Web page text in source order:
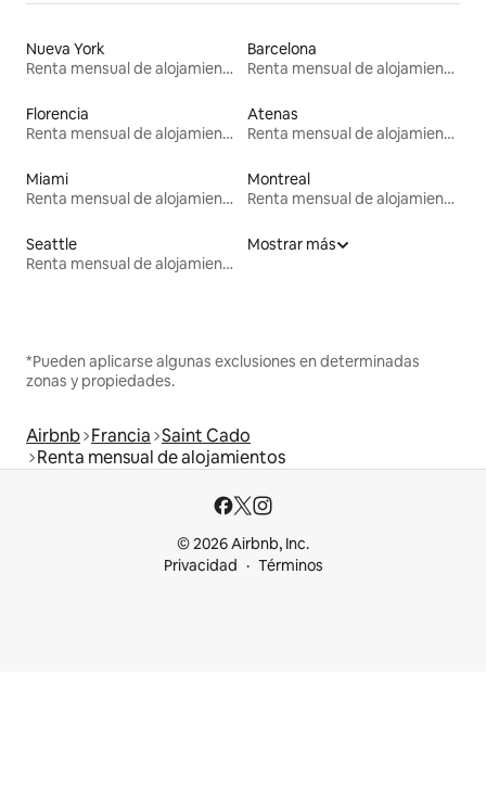
Nueva York
Renta mensual de alojamientos
Barcelona
Renta mensual de alojamientos
Florencia
Renta mensual de alojamientos
Atenas
Renta mensual de alojamientos
Miami
Renta mensual de alojamientos
Montreal
Renta mensual de alojamientos
Seattle
Renta mensual de alojamientos
Mostrar más
*Pueden aplicarse algunas exclusiones en determinadas
zonas y propiedades.
Airbnb Francia Saint Cado
Renta mensual de alojamientos
© 2026 Airbnb, Inc.
Privacidad
Términos